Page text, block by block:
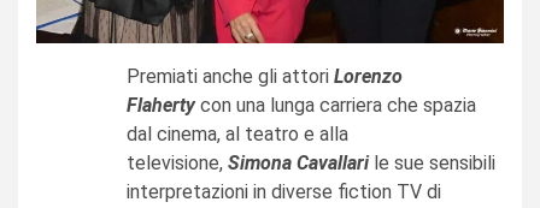
Premiati anche gli attoriLorenzo
Flahertycon una lunga carriera che spazia
dal cinema, al teatro e alla
televisione,Simona Cavallarile sue sensibili
interpretazioni in diverse fiction TV di